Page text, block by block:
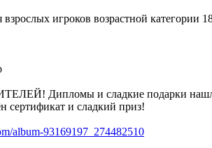
игроков возрастной категории
Дипломы и сладкие подарки нашли
сертификат и сладкий приз!
album-93169197_274482510